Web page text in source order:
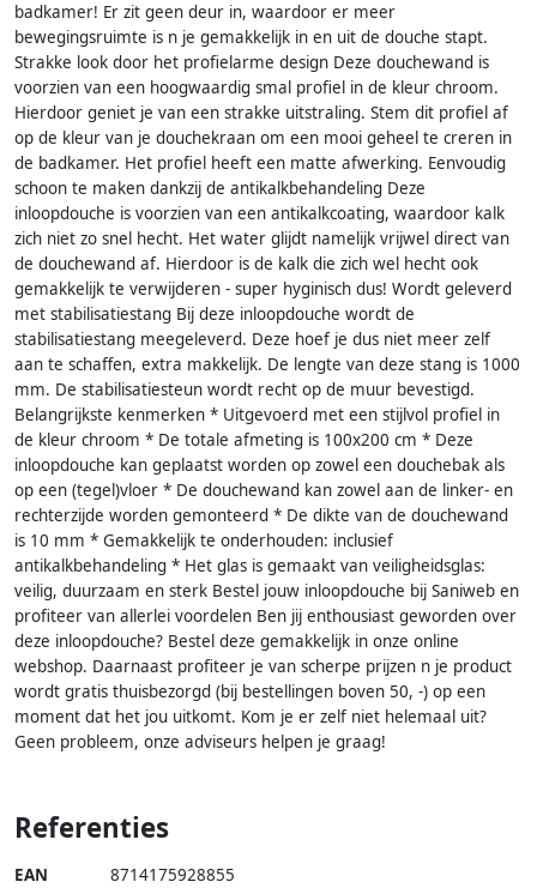
badkamer! Er zit geen deur in, waardoor er meer
bewegingsruimte is n je gemakkelijk in en uit de douche stapt.
Strakke look door het profielarme design Deze douchewand is
voorzien van een hoogwaardig smal profiel in de kleur chroom.
Hierdoor geniet je van een strakke uitstraling. Stem dit profiel af
op de kleur van je douchekraan om een mooi geheel te creren in
de badkamer. Het profiel heeft een matte afwerking. Eenvoudig
schoon te maken dankzij de antikalkbehandeling Deze
inloopdouche is voorzien van een antikalkcoating, waardoor kalk
zich niet zo snel hecht. Het water glijdt namelijk vrijwel direct van
de douchewand af. Hierdoor is de kalk die zich wel hecht ook
gemakkelijk te verwijderen - super hyginisch dus! Wordt geleverd
met stabilisatiestang Bij deze inloopdouche wordt de
stabilisatiestang meegeleverd. Deze hoef je dus niet meer zelf
aan te schaffen, extra makkelijk. De lengte van deze stang is 1000
mm. De stabilisatiesteun wordt recht op de muur bevestigd.
Belangrijkste kenmerken * Uitgevoerd met een stijlvol profiel in
de kleur chroom * De totale afmeting is 100x200 cm * Deze
inloopdouche kan geplaatst worden op zowel een douchebak als
op een (tegel)vloer * De douchewand kan zowel aan de linker- en
rechterzijde worden gemonteerd * De dikte van de douchewand
is 10 mm * Gemakkelijk te onderhouden: inclusief
antikalkbehandeling * Het glas is gemaakt van veiligheidsglas:
veilig, duurzaam en sterk Bestel jouw inloopdouche bij Saniweb en
profiteer van allerlei voordelen Ben jij enthousiast geworden over
deze inloopdouche? Bestel deze gemakkelijk in onze online
webshop. Daarnaast profiteer je van scherpe prijzen n je product
wordt gratis thuisbezorgd (bij bestellingen boven 50, -) op een
moment dat het jou uitkomt. Kom je er zelf niet helemaal uit?
Geen probleem, onze adviseurs helpen je graag!
Referenties
EAN 8714175928855